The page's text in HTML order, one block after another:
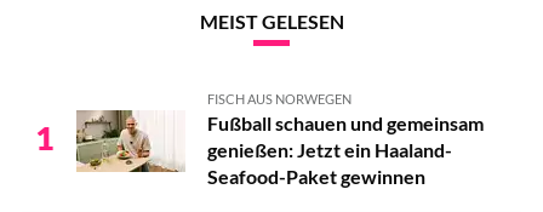
MEIST GELESEN
1
FISCH AUS NORWEGEN
Fußball schauen und gemeinsam
genießen: Jetzt ein Haaland-
Seafood-Paket gewinnen